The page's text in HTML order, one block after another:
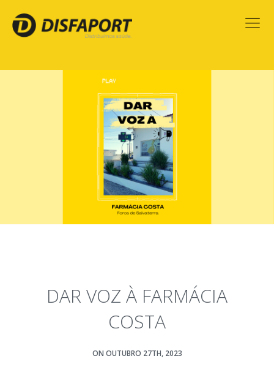
DAR VOZ À FARMÁCIA
COSTA
ON OUTUBRO 27TH, 2023